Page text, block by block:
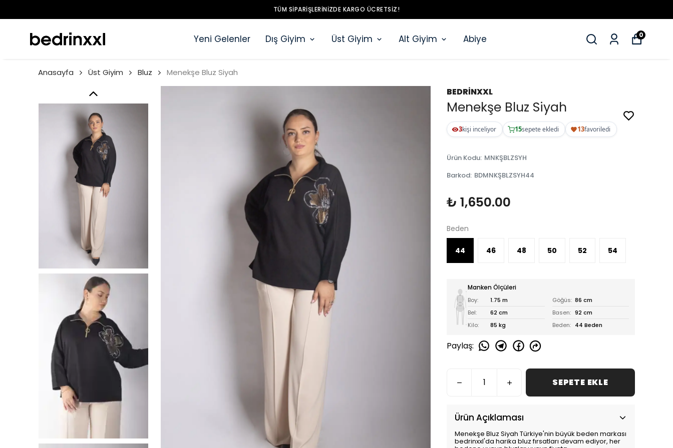
TÜM SIPARIŞLERINIZDE KARGO ÜCRETSIZ!
Yeni Gelenler Dış Giyim Üst Giyim Alt Giyim Abiye 0
Anasayfa Üst Giyim Bluz Menekşe Bluz Siyah
BEDRİNXXL
Menekşe Bluz Siyah
3kişi inceliyor 15sepete ekledi 13favoriledi
Ürün Kodu: MNKŞBLZSYH
Barkod: BDMNKŞBLZSYH44
₺ 1,650.00
Beden
44 46 48 50 52 54
Manken Ölçüleri
Boy: 1.75 m Göğüs: 86 cm
Bel:
62 cm Basen: 92 cm
Kilo:
85 kg Beden: 44 Beden
Paylaş:
SEPETE EKLE
Ürün Açıklaması
Menekşe Bluz Siyah Türkiye'nin büyük beden markası
bedrinxxl'da harika bluz fırsatları devam ediyor, her